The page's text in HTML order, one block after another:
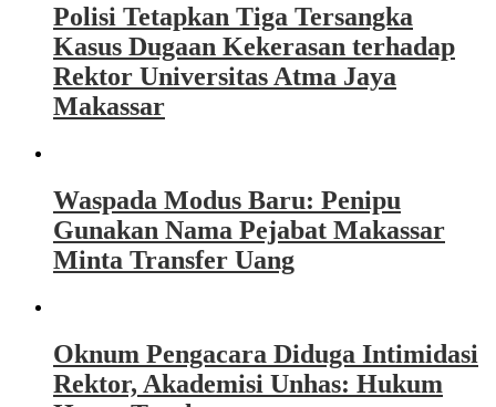
Polisi Tetapkan Tiga Tersangka
Kasus Dugaan Kekerasan terhadap
Rektor Universitas Atma Jaya
Makassar
Waspada Modus Baru: Penipu
Gunakan Nama Pejabat Makassar
Minta Transfer Uang
Oknum Pengacara Diduga Intimidasi
Rektor, Akademisi Unhas: Hukum